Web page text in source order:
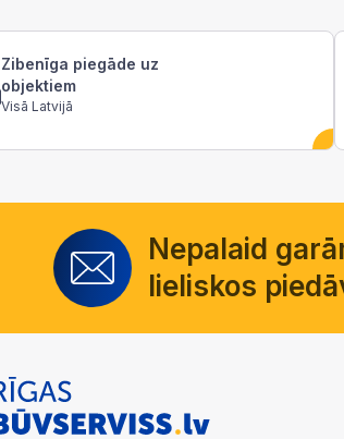
Zibenīga piegāde uz
objektiem
Visā Latvijā
Nepalaid
lieliskos